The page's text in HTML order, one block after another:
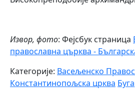
Извор, фото: Фејсбук страница
православна църква -
Категорије: Васељенско
Константинопољска црква